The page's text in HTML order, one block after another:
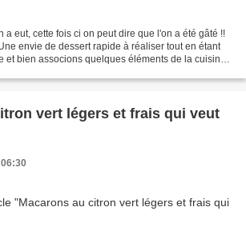
a eut, cette fois ci on peut dire que l'on a été gâté !!
envie de dessert rapide à réaliser tout en étant
et bien associons quelques éléments de la cuisine
vert légers et frais qui veut